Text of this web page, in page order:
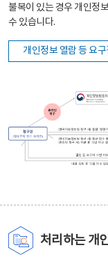
불복이 있는 경우 개인정
수 있습니다.
개인정보 열람 등 요
처리하는 개